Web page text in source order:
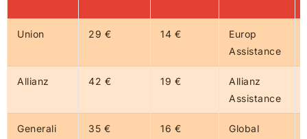
Union 29 € 14 €
Europ
Assistance
Allianz 42 € 19 €
Allianz
Assistance
Generali 35 € 16 €
Global